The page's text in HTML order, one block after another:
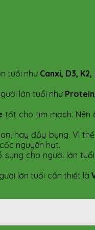
tuổi nhưCanxi, D3,
lớn tuổi như
tốt cho tim mạch. Nên
hay đầy bụng. Vì
nguyên hạt.
sung cho người lớn
lớn tuổi cần thiết là